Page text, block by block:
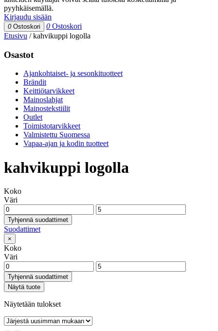
pyyhkäisemällä.
Kirjaudu sisään
0 Ostoskori 0 Ostoskori
Etusivu /kahvikuppi logolla
Osastot
Ajankohtaiset- ja sesonkituotteet
Brändit
Keittiötarvikkeet
Mainoslahjat
Mainostekstiilit
Outlet
Toimistotarvikkeet
Valmistettu Suomessa
Vapaa-ajan ja kodin tuotteet
kahvikuppi logolla
Koko
Väri
Tyhjennä suodattimet
Suodattimet
×
Koko
Väri
Tyhjennä suodattimet
Näytä tuote
Näytetään tulokset